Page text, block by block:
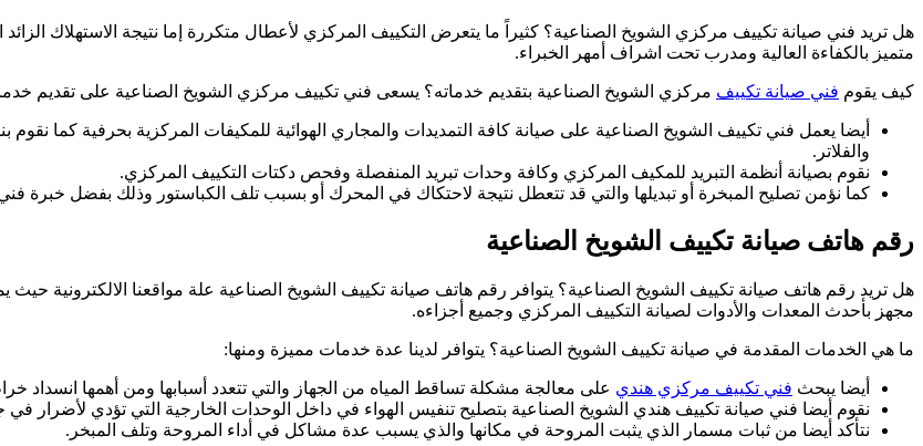
هل تريد فني صيانة تكييف مركزي الشويخ الصناعية؟ كثيراً ما يتعرض التكييف المركزي لأعطال متكررة إما نتيجة الاستهلاك
متميز بالكفاءة العالية ومدرب تحت اشراف أمهر الخبراء.
كيف يقوم فني صيانة تكييف مركزي الشويخ الصناعية بتقديم خدماته؟ يسعى فني تكييف مركزي الشويخ الصناعية على تقديم
أيضا يعمل فني تكييف الشويخ الصناعية على صيانة كافة التمديدات والمجاري الهوائية للمكيفات المركزية بحرفية كما
والفلاتر.
نقوم بصيانة أنظمة التبريد للمكيف المركزي وكافة وحدات تبريد المنفصلة وفحص دكتات التكييف المركزي.
كما نؤمن تصليح المبخرة أو تبديلها والتي قد تتعطل نتيجة لاحتكاك في المحرك أو بسبب تلف الكباستور وذلك بفضل خبرة
رقم هاتف صيانة تكييف الشويخ الصناعية
هل تريد رقم هاتف صيانة تكييف الشويخ الصناعية؟ يتوافر رقم هاتف صيانة تكييف الشويخ الصناعية علة مواقعنا الالكترونية
مجهز بأحدث المعدات والأدوات لصيانة التكييف المركزي وجميع أجزاءه.
ما هي الخدمات المقدمة في صيانة تكييف الشويخ الصناعية؟ يتوافر لدينا عدة خدمات مميزة ومنها:
أيضا يبحث فني تكييف مركزي هندي على معالجة مشكلة تساقط المياه من الجهاز والتي تتعدد أسبابها ومن أهمها انسداد
نقوم أيضا فني صيانة تكييف هندي الشويخ الصناعية بتصليح تنفيس الهواء في داخل الوحدات الخارجية التي تؤدي لأضرار
نتأكد أيضا من ثبات مسمار الذي يثبت المروحة في مكانها والذي يسبب عدة مشاكل في أداء المروحة وتلف المبخر.